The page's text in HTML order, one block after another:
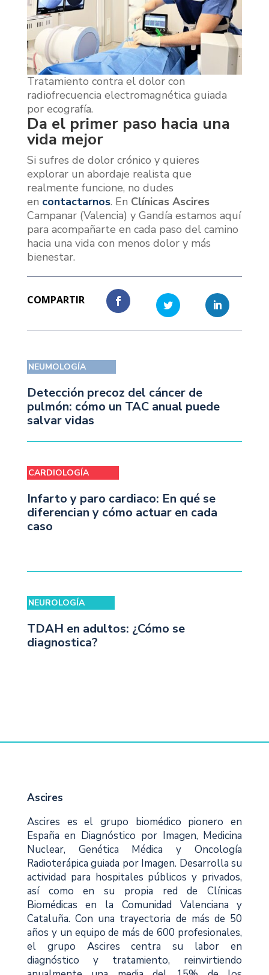
Tratamiento contra el dolor con
radiofrecuencia electromagnética guiada
por ecografía.
Da el primer paso hacia una
vida mejor
Si sufres de dolor crónico y quieres
explorar un abordaje realista que
realmente funcione, no dudes
en contactarnos. En Clínicas Ascires
Campanar (Valencia) y Gandía estamos aquí
para acompañarte en cada paso del camino
hacia una vida con menos dolor y más
bienestar.
NEUMOLOGÍA
Detección precoz del cáncer de
pulmón: cómo un TAC anual puede
salvar vidas
CARDIOLOGÍA
Infarto y paro cardiaco: En qué se
diferencian y cómo actuar en cada
caso
NEUROLOGÍA
TDAH en adultos: ¿Cómo se
diagnostica?
Ascires
Ascires es el grupo biomédico pionero en
España en Diagnóstico por Imagen, Medicina
Nuclear, Genética Médica y Oncología
Radioterápica guiada por Imagen. Desarrolla su
actividad para hospitales públicos y privados,
así como en su propia red de Clínicas
Biomédicas en la Comunidad Valenciana y
Cataluña. Con una trayectoria de más de 50
años y un equipo de más de 600 profesionales,
el grupo Ascires centra su labor en
diagnóstico y tratamiento, reinvirtiendo